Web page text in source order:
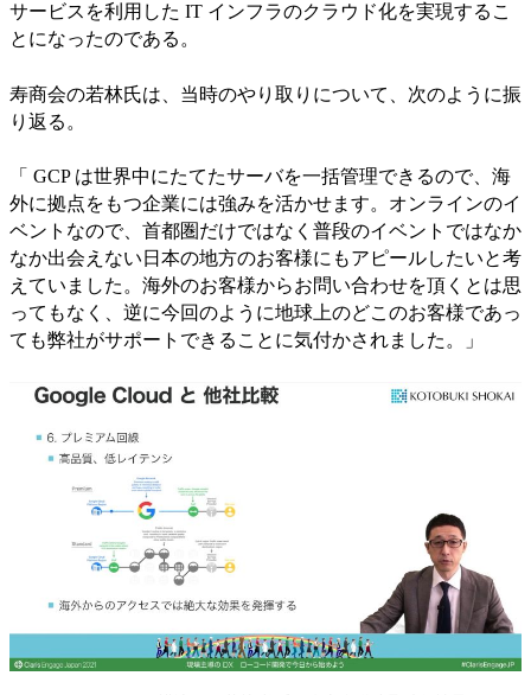
サービスを利用した IT インフラのクラウド化を実現するこ
とになったのである。
寿商会の若林氏は、当時のやり取りについて、次のように振
り返る。
「 GCP は世界中にたてたサーバを一括管理できるので、海
外に拠点をもつ企業には強みを活かせます。オンラインのイ
ベントなので、首都圏だけではなく普段のイベントではなか
なか出会えない日本の地方のお客様にもアピールしたいと考
えていました。海外のお客様からお問い合わせを頂くとは思
ってもなく、逆に今回のように地球上のどこのお客様であっ
ても弊社がサポートできることに気付かされました。」